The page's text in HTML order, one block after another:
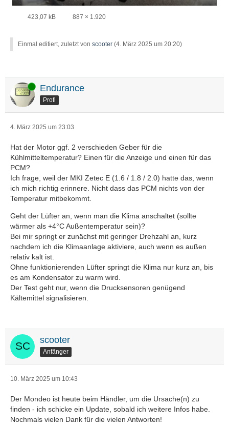
423,07 kB 887 × 1.920
Einmal editiert, zuletzt von scooter (4. März 2025 um 20:20)
Online Endurance
Profi
4. März 2025 um 23:03
Hat der Motor ggf. 2 verschieden Geber für die
Kühlmitteltemperatur? Einen für die Anzeige und einen für das
PCM?
Ich frage, weil der MKI Zetec E (1.6 / 1.8 / 2.0) hatte das, wenn
ich mich richtig erinnere. Nicht dass das PCM nichts von der
Temperatur mitbekommt.
Geht der Lüfter an, wenn man die Klima anschaltet (sollte
wärmer als +4°C Außentemperatur sein)?
Bei mir springt er zunächst mit geringer Drehzahl an, kurz
nachdem ich die Klimaanlage aktiviere, auch wenn es außen
relativ kalt ist.
Ohne funktionierenden Lüfter springt die Klima nur kurz an, bis
es am Kondensator zu warm wird.
Der Test geht nur, wenn die Drucksensoren genügend
Kältemittel signalisieren.
scooter
Anfänger
10. März 2025 um 10:43
Der Mondeo ist heute beim Händler, um die Ursache(n) zu
finden - ich schicke ein Update, sobald ich weitere Infos habe.
Nochmals vielen Dank für die vielen Antworten!